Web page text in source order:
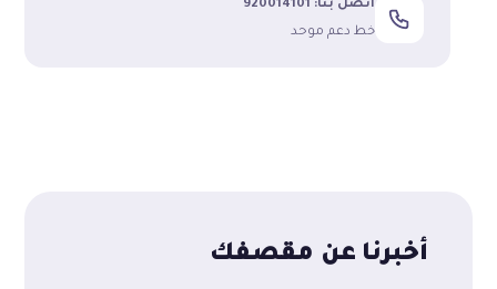
اتصل بنا: 920014101
خط دعم موحد
أخبرنا عن مقصفك